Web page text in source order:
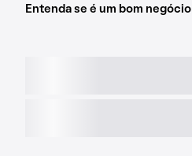
Entenda se é um bom negócio